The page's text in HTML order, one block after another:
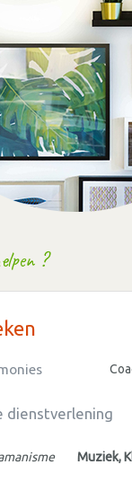
?
dienstverlening
Muziek,